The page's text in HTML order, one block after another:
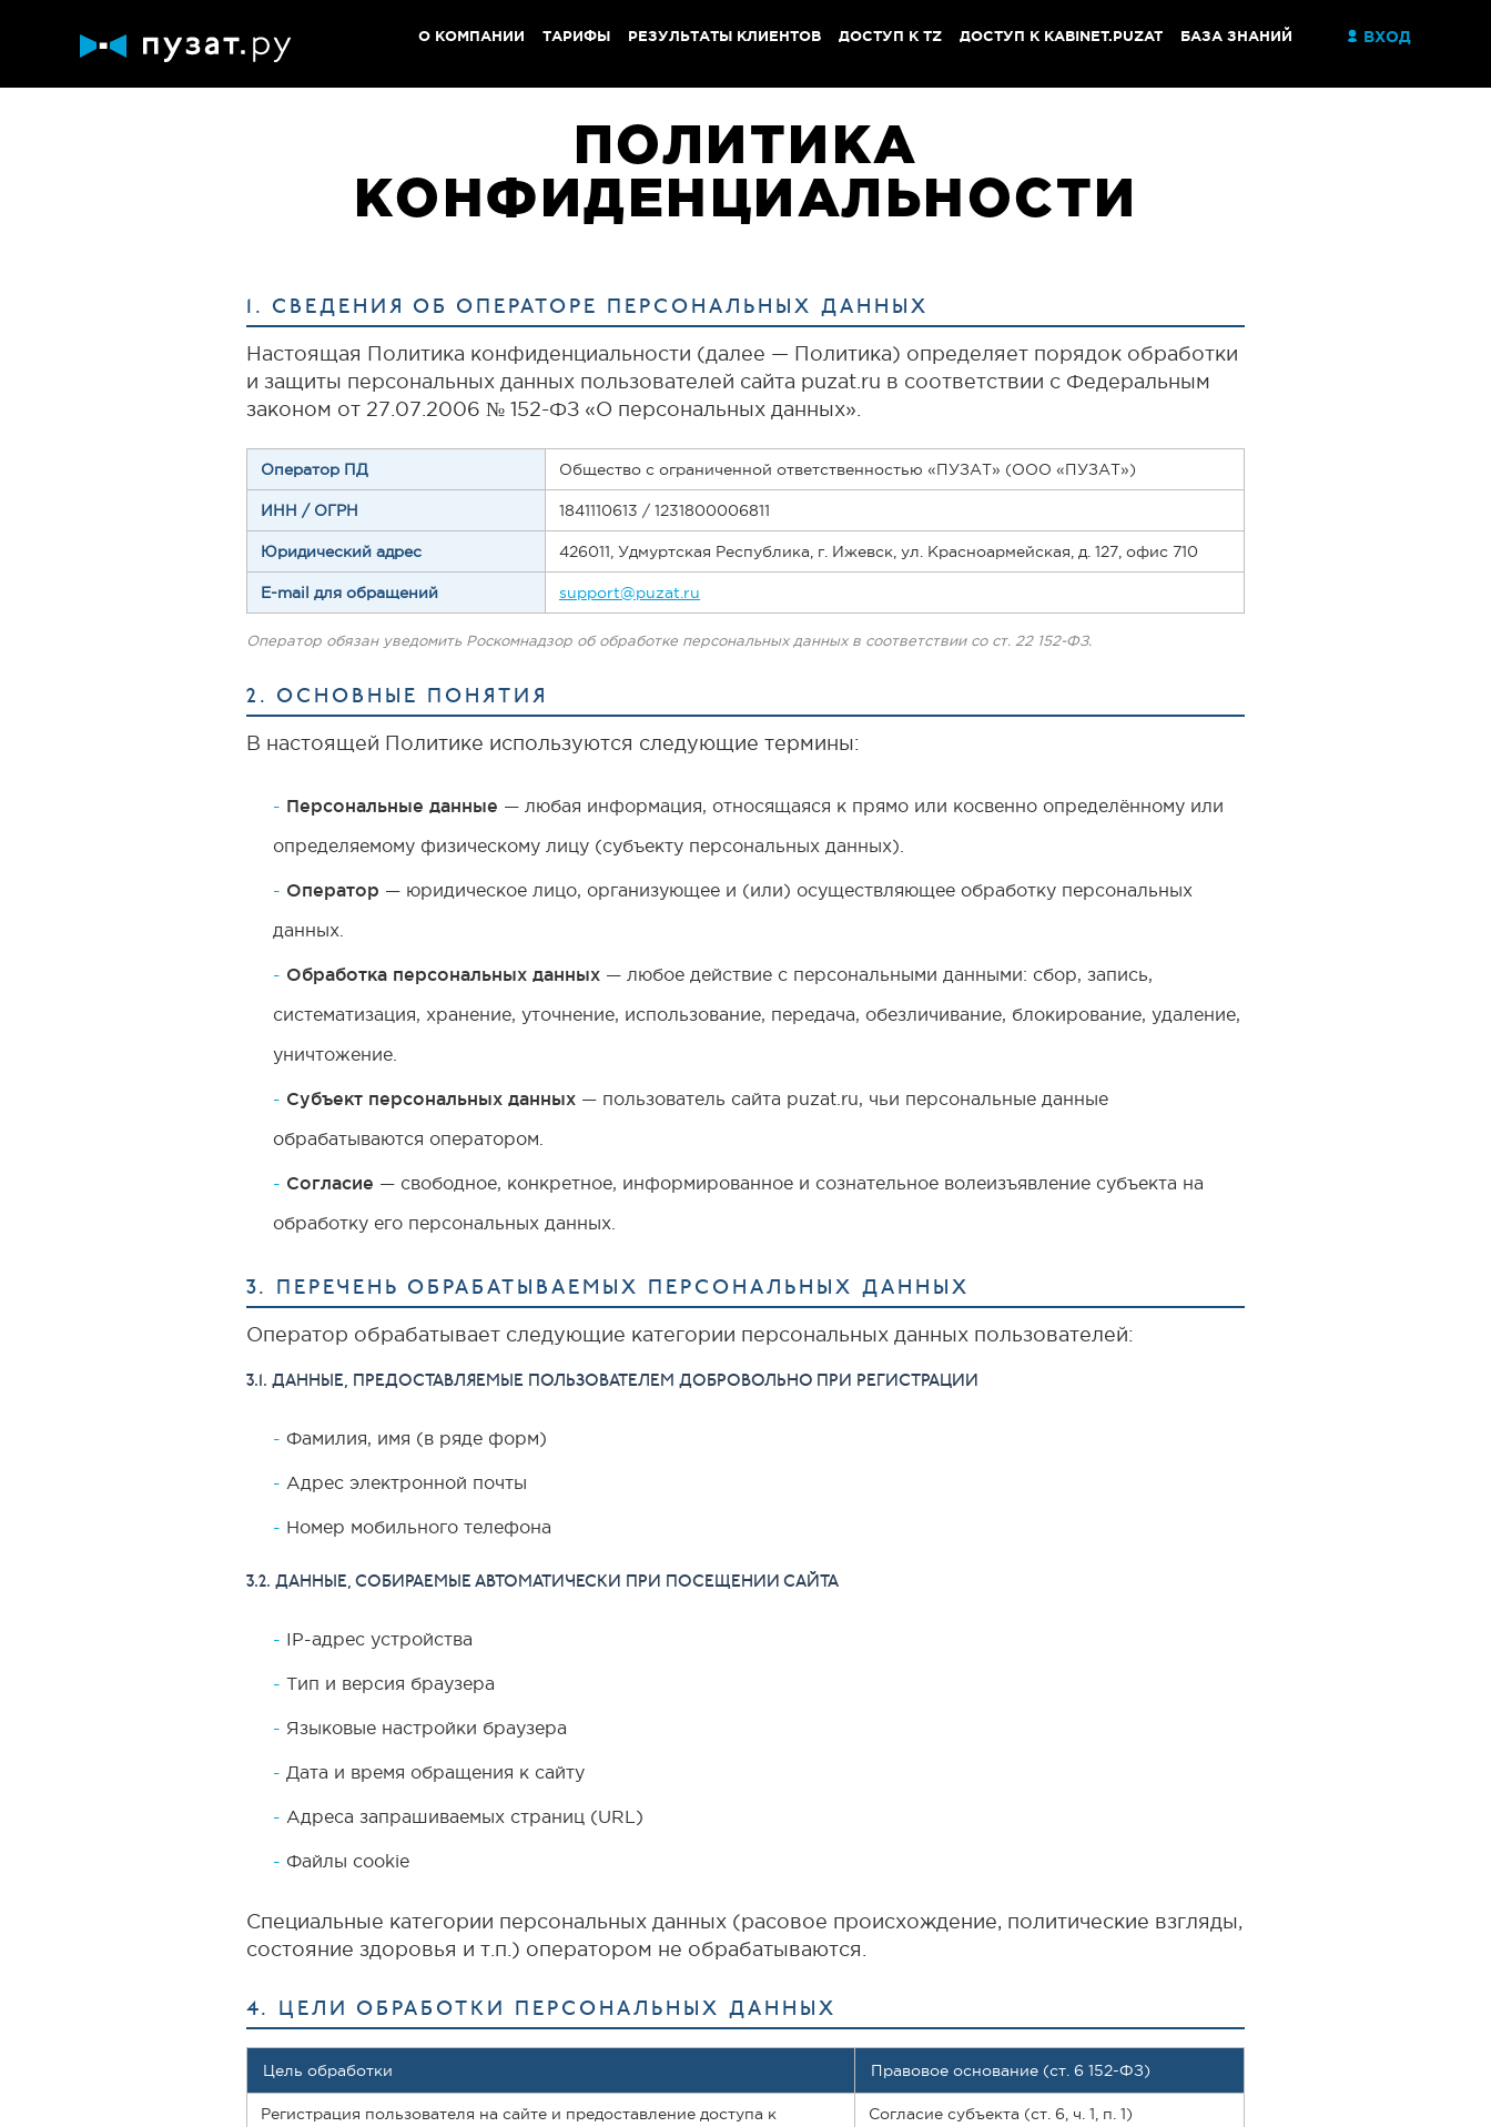
ВХОД
О КОМПАНИИ ТАРИФЫ РЕЗУЛЬТАТЫ КЛИЕНТОВ ДОСТУП К TZ ДОСТУП К KABINET.PUZAT БАЗА ЗНАНИЙ
ПОЛИТИКА
КОНФИДЕНЦИАЛЬНОСТИ
1. СВЕДЕНИЯ ОБ ОПЕРАТОРЕ ПЕРСОНАЛЬНЫХ ДАННЫХ
Настоящая Политика конфиденциальности (далее — Политика) определяет порядок обработки
и защиты персональных данных пользователей сайта puzat.ru в соответствии с Федеральным
законом от 27.07.2006 № 152-ФЗ «О персональных данных».
Оператор ПД Общество с ограниченной ответственностью «ПУЗАТ» (ООО «ПУЗАТ»)
ИНН / ОГРН 1841110613 / 1231800006811
Юридический адрес 426011, Удмуртская Республика, г. Ижевск, ул. Красноармейская, д. 127, офис 710
E-mail для обращений support@puzat.ru
Оператор обязан уведомить Роскомнадзор об обработке персональных данных в соответствии со ст. 22 152-ФЗ.
2. ОСНОВНЫЕ ПОНЯТИЯ
В настоящей Политике используются следующие термины:
Персональные данные — любая информация, относящаяся к прямо или косвенно определённому или
определяемому физическому лицу (субъекту персональных данных).
Оператор — юридическое лицо, организующее и (или) осуществляющее обработку персональных
данных.
Обработка персональных данных — любое действие с персональными данными: сбор, запись,
систематизация, хранение, уточнение, использование, передача, обезличивание, блокирование, удаление,
уничтожение.
Субъект персональных данных — пользователь сайта puzat.ru, чьи персональные данные
обрабатываются оператором.
Согласие — свободное, конкретное, информированное и сознательное волеизъявление субъекта на
обработку его персональных данных.
3. ПЕРЕЧЕНЬ ОБРАБАТЫВАЕМЫХ ПЕРСОНАЛЬНЫХ ДАННЫХ
Оператор обрабатывает следующие категории персональных данных пользователей:
3.1. ДАННЫЕ, ПРЕДОСТАВЛЯЕМЫЕ ПОЛЬЗОВАТЕЛЕМ ДОБРОВОЛЬНО ПРИ РЕГИСТРАЦИИ
Фамилия, имя (в ряде форм)
Адрес электронной почты
Номер мобильного телефона
3.2. ДАННЫЕ, СОБИРАЕМЫЕ АВТОМАТИЧЕСКИ ПРИ ПОСЕЩЕНИИ САЙТА
IP-адрес устройства
Тип и версия браузера
Языковые настройки браузера
Дата и время обращения к сайту
Адреса запрашиваемых страниц (URL)
Файлы cookie
Специальные категории персональных данных (расовое происхождение, политические взгляды,
состояние здоровья и т.п.) оператором не обрабатываются.
4. ЦЕЛИ ОБРАБОТКИ ПЕРСОНАЛЬНЫХ ДАННЫХ
Цель обработки Правовое основание (ст. 6 152-ФЗ)
Регистрация пользователя на сайте и предоставление доступа к
Согласие субъекта (ст. 6, ч. 1, п. 1)